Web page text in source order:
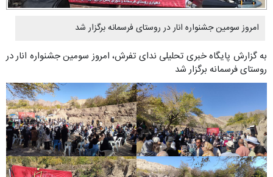
امروز سومین جشنواره انار در روستای فرسمانه برگزار شد
به گزارش پایگاه خبری تحلیلی ندای تفرش، امروز سومین جشنواره انار در
روستای فرسمانه برگزار شد